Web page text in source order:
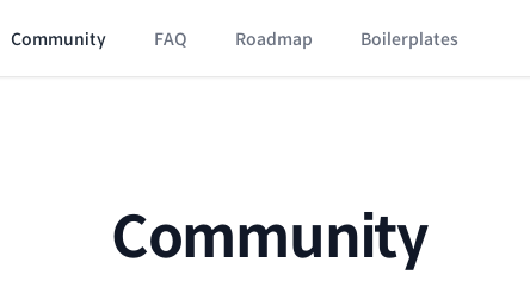
Community FAQ Roadmap Boilerplates
Community